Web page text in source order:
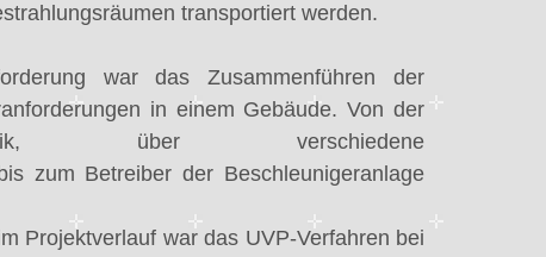
transportiert werden.
war das Zusammenführen der
in einem Gebäude. Von der
über verschiedene
zum Betreiber der Beschleunigeranlage
Projektverlauf war das UVP-Verfahren bei